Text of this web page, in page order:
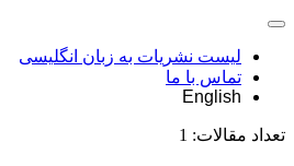
لیست نشریات به زبان انگلیسی
تماس با ما
English
تعداد مقالات: 1